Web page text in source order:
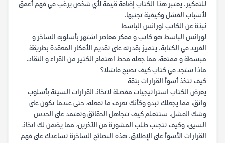
للتفكير. يعتبر هذا الكتاب إضافة قيمة لأي شخص يرغب في فهم أعمق
لأسباب الفشل وكيفية تجنبها.
نبذة عن الكاتب لورانس الباسط
لورانس الباسط هو كاتب و مفكر معاصر اشتهر بأسلوبه الساخر و
الفريد في الكتابة. يتميز بقدرته على تقديم الأفكار المعقدة بطريقة
مبسطة و ممتعة، مما جعله محط اهتمام الكثير من القراء و النقاد.
ماذا ستجد في كتاب كيف تصبح فاشلا؟
كيف تتخذ أسوأ القرارات بثقة
يعرض الكتاب استراتيجيات مفصلة لاتخاذ القرارات السيئة بأسلوب
واثق، مما يجعلك تبدو وكأنك تعرف ما تفعله، حتى عندما تكون على
وشك الفشل. ستتعلم كيف تتجاهل الحقائق وتعتمد على الحدس
السيئ، وكيف تتجنب طلب المشورة من الآخرين، مما يضمن لك اتخاذ
القرارات الأسوأ على الإطلاق. هذه النصائح الساخرة تساعدك على فهم